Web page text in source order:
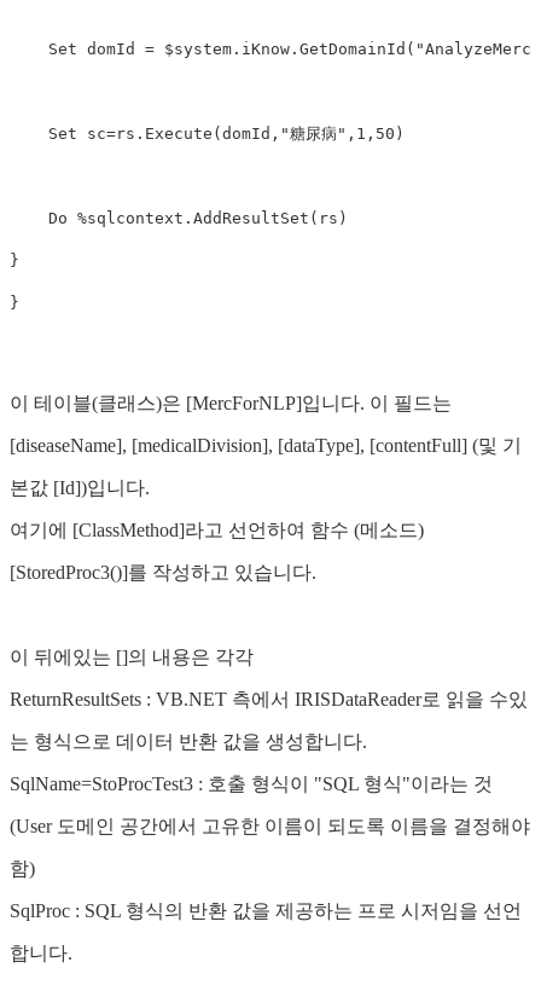
Set domId = $system . iKnow . GetDomainId ( "AnalyzeMerc"
Set sc=rs . Execute ( domId , "糖尿病" , 1 , 50 )
Do %sqlcontext . AddResultSet ( rs )
}
}
이 테이블(클래스)은 [MercForNLP]입니다. 이 필드는
[diseaseName], [medicalDivision], [dataType], [contentFull] (및 기
본값 [Id])입니다.
여기에 [ClassMethod]라고 선언하여 함수 (메소드)
[StoredProc3()]를 작성하고 있습니다.
이 뒤에있는 []의 내용은 각각
ReturnResultSets : VB.NET 측에서 IRISDataReader로 읽을 수있
는 형식으로 데이터 반환 값을 생성합니다.
SqlName=StoProcTest3 : 호출 형식이 "SQL 형식"이라는 것
(User 도메인 공간에서 고유한 이름이 되도록 이름을 결정해야
함)
SqlProc : SQL 형식의 반환 값을 제공하는 프로 시저임을 선언
합니다.